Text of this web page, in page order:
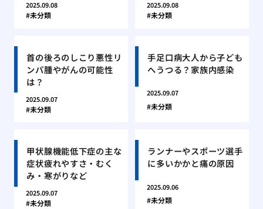
2025.09.08
未分類
2025.09.08
未分類
首の後ろのしこり悪性リ
ンパ腫やがんの可能性
は？
2025.09.07
未分類
手足口病大人から子ども
へうつる？家族内感染
2025.09.07
未分類
甲状腺機能低下症の主な
症状疲れやすさ・むく
み・寒がりなど
2025.09.07
未分類
ランナーやスポーツ選手
に多いかかと痛の原因
2025.09.06
未分類